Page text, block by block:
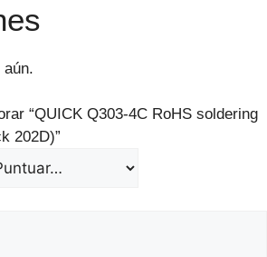
“QUICK Q303-4C RoHS soldering
202D)”